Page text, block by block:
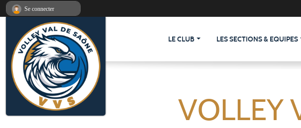
LE CLUB LES SECTIONS & EQUIPES
VOLLEY
Se connecter
Panneau de gestion des cookies